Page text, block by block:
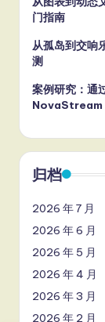
门指南
从孤岛到交响
测
案例研究：
NovaStream
归档
2026 年 7 月
2026 年 6 月
2026 年 5 月
2026 年 4 月
2026 年 3 月
2026 年 2 月